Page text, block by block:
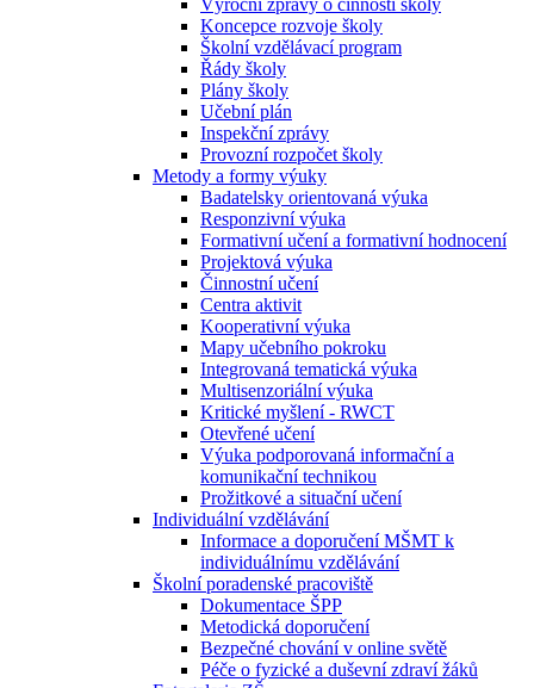
Výroční zprávy o činnosti školy
Koncepce rozvoje školy
Školní vzdělávací program
Řády školy
Plány školy
Učební plán
Inspekční zprávy
Provozní rozpočet školy
Metody a formy výuky
Badatelsky orientovaná výuka
Responzivní výuka
Formativní učení a formativní hodnocení
Projektová výuka
Činnostní učení
Centra aktivit
Kooperativní výuka
Mapy učebního pokroku
Integrovaná tematická výuka
Multisenzoriální výuka
Kritické myšlení - RWCT
Otevřené učení
Výuka podporovaná informační a
komunikační technikou
Prožitkové a situační učení
Individuální vzdělávání
Informace a doporučení MŠMT k
individuálnímu vzdělávání
Školní poradenské pracoviště
Dokumentace ŠPP
Metodická doporučení
Bezpečné chování v online světě
Péče o fyzické a duševní zdraví žáků